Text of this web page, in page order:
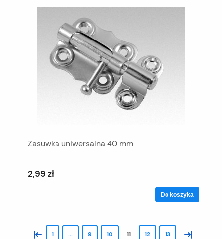
Zasuwka uniwersalna 40 mm
2,99 zł
Do koszyka
« 1 ... 9 10 11 12 13 »